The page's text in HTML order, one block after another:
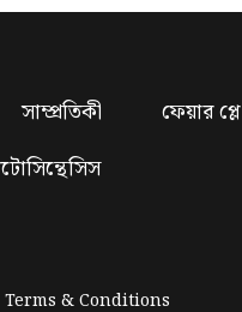
সাম্প্রতিকী
ফেয়ার প্লে
Terms & Conditions